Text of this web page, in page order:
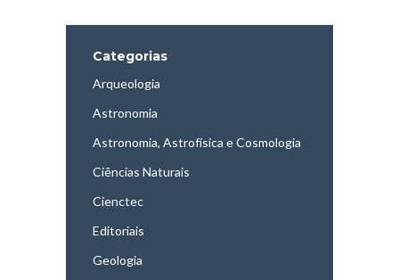
Categorias
Arqueologia
Astronomia
Astronomia, Astrofísica e Cosmologia
Ciências Naturais
Cienctec
Editoriais
Geologia